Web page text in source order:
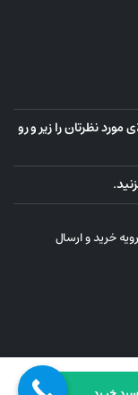
نظرتان را زیر و رو
رویه خرید و ارسال